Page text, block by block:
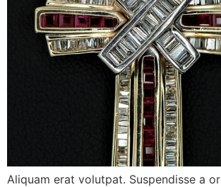
Aliquam erat volutpat. Suspendisse a